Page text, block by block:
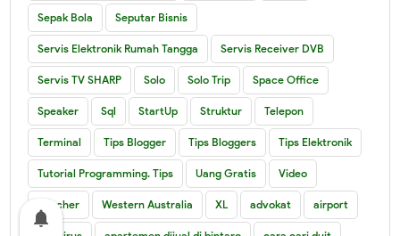
Sepak Bola Seputar Bisnis
Servis Elektronik Rumah Tangga Servis Receiver DVB
Servis TV SHARP Solo Solo Trip Space Office
Speaker Sql StartUp Struktur Telepon
Terminal Tips Blogger Tips Bloggers Tips Elektronik
Tutorial Programming. Tips Uang Gratis Video
Voucher Western Australia XL advokat airport
notifications